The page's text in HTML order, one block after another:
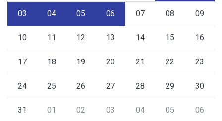
03 04 05 06 07 08 09
10 11 12 13 14 15 16
17 18 19 20 21 22 23
24 25 26 27 28 29 30
31 01 02 03 04 05 06